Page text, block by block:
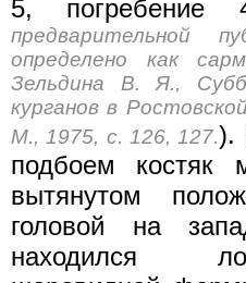
5,
предварительной
определено как
Зельдина В. Я.,
курганов в
М., 1975, с. 126, 127.).
подбоем костяк
вытянутом
головой на
находился